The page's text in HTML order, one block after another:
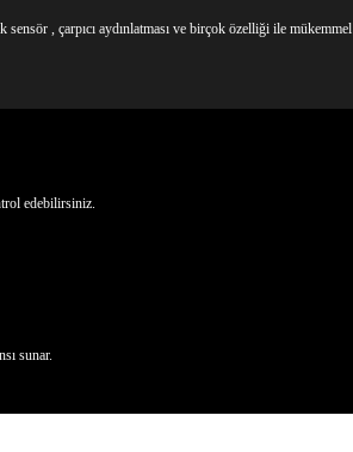
, çarpıcı aydınlatması ve birçok özelliği ile mükemmel
edebilirsiniz.
sunar.